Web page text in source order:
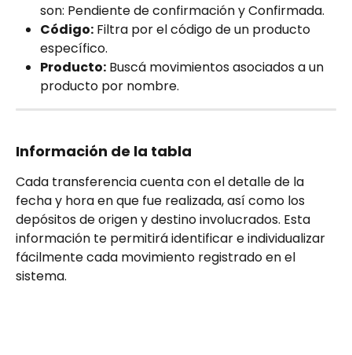
son: Pendiente de confirmación y Confirmada.
Código: Filtra por el código de un producto
específico.
Producto: Buscá movimientos asociados a un
producto por nombre.
Información de la tabla
Cada transferencia cuenta con el detalle de la
fecha y hora en que fue realizada, así como los
depósitos de origen y destino involucrados. Esta
información te permitirá identificar e individualizar
fácilmente cada movimiento registrado en el
sistema.